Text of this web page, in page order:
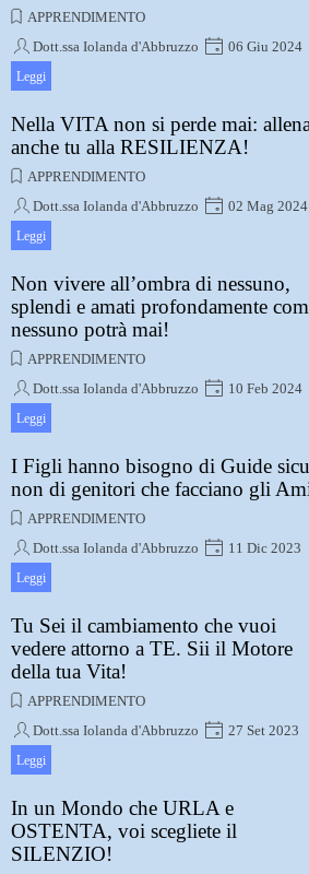
APPRENDIMENTO
Dott.ssa Iolanda d'Abbruzzo
06 Giu 2024
Il coraggio di dover accettare il non modificabile è,
dunque, soprattutto in noi stessi
Leggi
Nella VITA non si perde mai:
anche tu alla RESILIENZA!
APPRENDIMENTO
Dott.ssa Iolanda d'Abbruzzo
02 Mag 2024
La persona resiliente è, innanzitutto, una persona
ha imparato ad adattarsi al cambiamento,
nella vita di tutti, grande o piccolo che sia,
gioioso.
Leggi
Non vivere all’ombra di nessuno,
splendi e amati profondamente
nessuno potrà mai!
APPRENDIMENTO
Dott.ssa Iolanda d'Abbruzzo
10 Feb 2024
Il più grande errore che noi donne (a volte anche gli
uomini) spesso commettiamo è quello di
le nostre capacità
Leggi
I Figli hanno bisogno di Guide
non di genitori che facciano gli
APPRENDIMENTO
Dott.ssa Iolanda d'Abbruzzo
11 Dic 2023
Sia i genitori che gli educatori hanno il dovere e la
responsabilità di trasmettere i valori morali
rispettivamente ai propri figli e agli educandi e lo
devono fare soprattutto con l’esempio
Leggi
Tu Sei il cambiamento che vuoi
vedere attorno a TE. Sii il Motore
della tua Vita!
APPRENDIMENTO
Dott.ssa Iolanda d'Abbruzzo
27 Set 2023
Dobbiamo tenere a mente, ogni giorno, i nostri
obiettivi, per poi agire concretamente verso la loro
realizzazione con l’aiuto principalmente di noi
Leggi
In un Mondo che URLA e
OSTENTA, voi scegliete il
SILENZIO!